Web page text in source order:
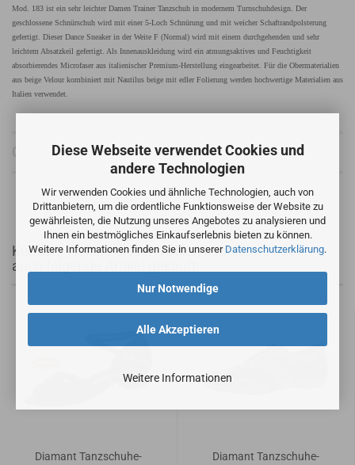
Diese Webseite verwendet Cookies und
andere Technologien
Wir verwenden Cookies und ähnliche Technologien, auch von
Drittanbietern, um die ordentliche Funktionsweise der Website zu
gewährleisten, die Nutzung unseres Angebotes zu analysieren und
Ihnen ein bestmögliches Einkaufserlebnis bieten zu können.
Weitere Informationen finden Sie in unserer Datenschutzerklärung.
Alle Akzeptieren
Nur Notwendige
Weitere Informationen
Mod. 183 ist ein sehr leichter Damen Trainer Tanzschuh in modernem Turnschuhdesign. Der
geschlossene Schnürschuh wird mit einer 5-Loch Schnürung und mit weicher Schaftrandpolsterung
gefertigt. Dieser Dance Sneaker in der Weite F (Normal) wird mit einem durchgehenden und sehr
leichtem Absatzkeil gefertigt. Als Innenauskleidung wird ein atmungsaktives und Feuchtigkeit
absorbierendes Microfaser aus italienischer Premium-Herstellung eingearbeitet. Für die Obermaterialien
aus beige Velour kombiniert mit Nautilus beige mit edler Folierung werden hochwertige Materialien aus
Italien verwendet.
Größentabelle
Kunden, welche diesen Artikel bestellten, haben
auch folgende Artikel gekauft:
Diamant Tanzschuhe-
Diamant Tanzschuhe-